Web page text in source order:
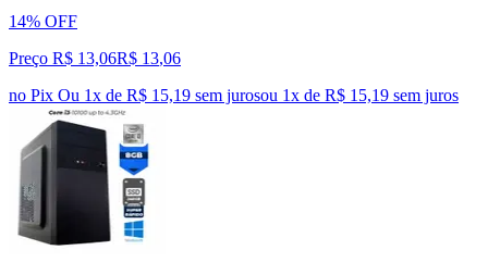
14% OFF
Preço R$ 13,06R$ 13,06
no Pix Ou 1x de R$ 15,19 sem jurosou 1x de R$ 15,19 sem juros